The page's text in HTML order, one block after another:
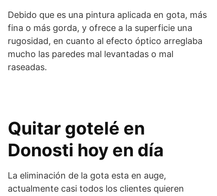
Debido que es una pintura aplicada en gota, más
fina o más gorda, y ofrece a la superficie una
rugosidad, en cuanto al efecto óptico arreglaba
mucho las paredes mal levantadas o mal
raseadas.
Quitar gotelé en
Donosti hoy en día
La eliminación de la gota esta en auge,
actualmente casi todos los clientes quieren